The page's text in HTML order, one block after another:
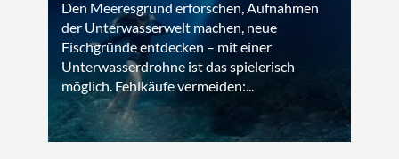
Den Meeresgrund erforschen, Aufnahmen
der Unterwasserwelt machen, neue
Fischgründe entdecken – mit einer
Unterwasserdrohne ist das spielerisch
möglich. Fehlkäufe vermeiden:...